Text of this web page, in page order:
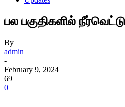
பல பகுதிகளில்
By
admin
-
February 9, 2024
69
0